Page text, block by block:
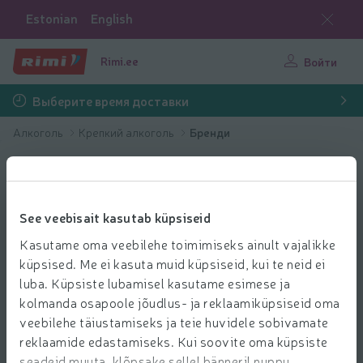
See veebisait kasutab küpsiseid
Kasutame oma veebilehe toimimiseks ainult vajalikke
küpsised. Me ei kasuta muid küpsiseid, kui te neid ei
luba. Küpsiste lubamisel kasutame esimese ja
kolmanda osapoole jõudlus- ja reklaamiküpsiseid oma
veebilehe täiustamiseks ja teie huvidele sobivamate
reklaamide edastamiseks. Kui soovite oma küpsiste
Estonian English
Rimi.ee Войти
Выберите время доставки
Алкоголь Крепкий алкоголь Бренди